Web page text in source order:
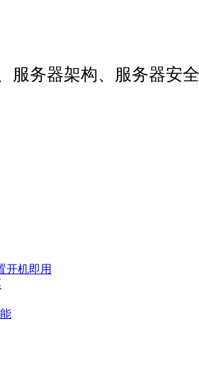
服务器架构、服务器安
开机即用